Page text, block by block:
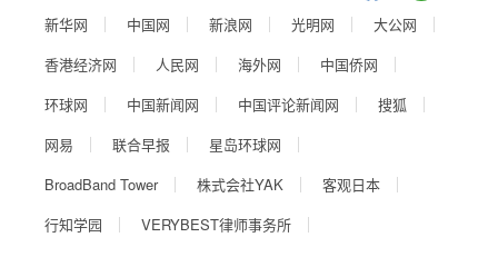
新华网 中国网 新浪网 光明网
大公网
香港经济网
人民网 海外网
中国侨网
环球网
中国新闻网 中国评论新闻网
搜狐
网易
联合早报
星岛环球网
BroadBand Tower
株式会社YAK
客观日本
行知学园
VERYBEST律师事务所